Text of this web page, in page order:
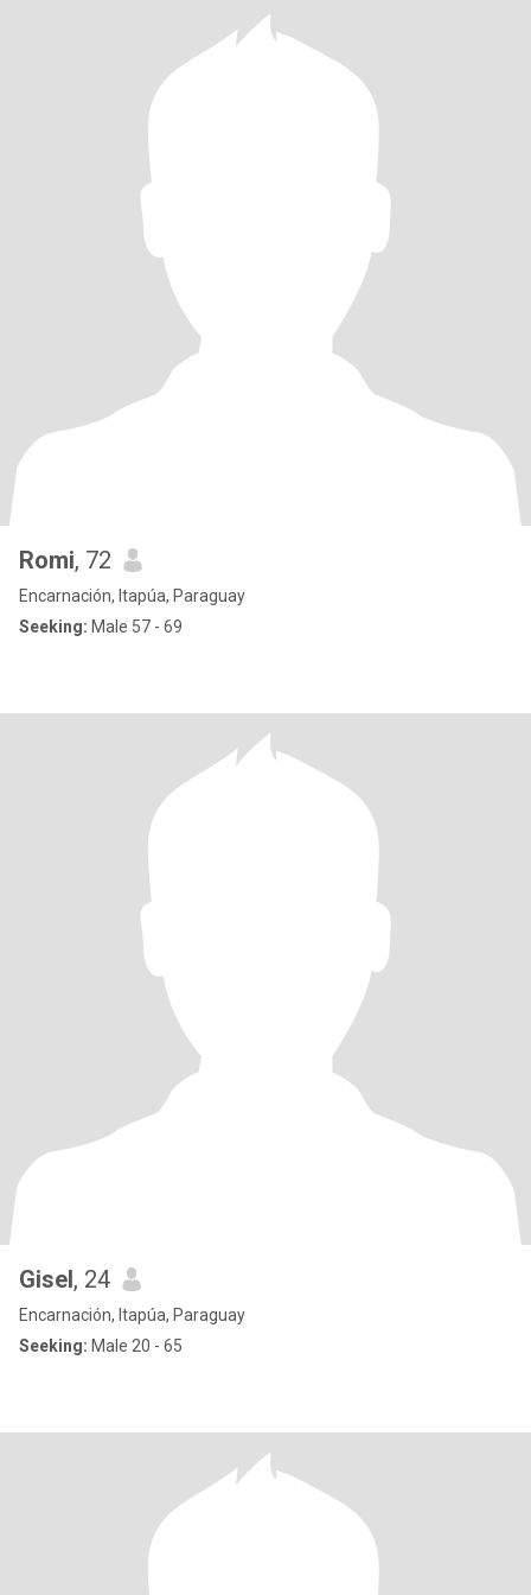
Romi, 72
Encarnación, Itapúa, Paraguay
Seeking: Male 57 - 69
Gisel, 24
Encarnación, Itapúa, Paraguay
Seeking: Male 20 - 65